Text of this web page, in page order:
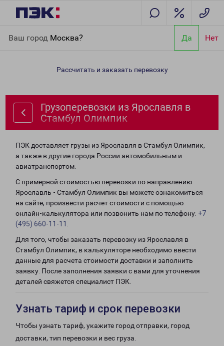
Ваш город Москва? Да Нет
Стамбул Олимпик
Рассчитать и заказать перевозку
Грузоперевозки из Ярославля в
Стамбул Олимпик
ПЭК доставляет грузы из Ярославля в Стамбул Олимпик,
а также в другие города России автомобильным и
авиатранспортом.
С примерной стоимостью перевозки по направлению
Ярославль - Стамбул Олимпик вы можете ознакомиться
на сайте, произвести расчет стоимости с помощью
онлайн-калькулятора или позвонить нам по телефону: +7
(495) 660-11-11
Для того, чтобы заказать перевозку из Ярославля в
Стамбул Олимпик, в калькуляторе необходимо ввести
данные для расчета стоимости доставки и заполнить
заявку. После заполнения заявки с вами для уточнения
деталей свяжется специалист ПЭК.
Узнать тариф и срок перевозки
Чтобы узнать тариф, укажите город отправки, город
доставки, тип перевозки и вес груза.